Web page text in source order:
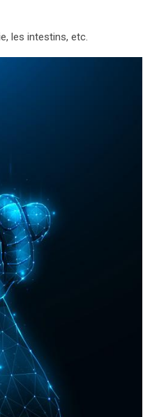
les intestins, etc.